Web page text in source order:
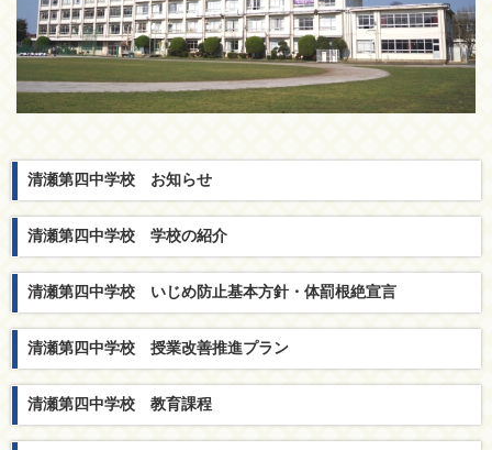
清瀬第四中学校 お知らせ
清瀬第四中学校 学校の紹介
清瀬第四中学校 いじめ防止基本方針・体罰根絶宣言
清瀬第四中学校 授業改善推進プラン
清瀬第四中学校 教育課程